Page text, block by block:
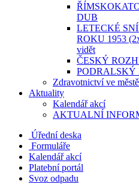
DUB
LETECKÉ
ROKU 1953
vidět
ČESKÝ
PODRALSKÝ
Zdravotnictví ve městě
Aktuality
Kalendář akcí
AKTUALNÍ
Úřední deska
Formuláře
Kalendář akcí
Platební portál
Svoz odpadu